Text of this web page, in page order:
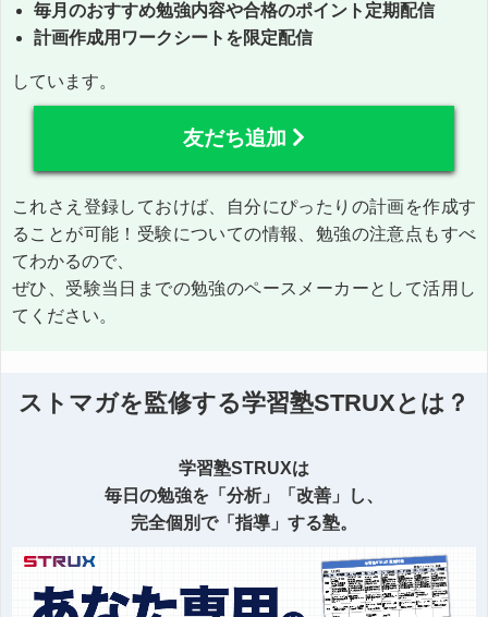
毎月のおすすめ勉強内容や合格のポイント定期配信
計画作成用ワークシートを限定配信
しています。
友だち追加
これさえ登録しておけば、自分にぴったりの計画を作成す
ることが可能！受験についての情報、勉強の注意点もすべ
てわかるので、
ぜひ、受験当日までの勉強のペースメーカーとして活用し
てください。
ストマガを監修する学習塾STRUXとは？
学習塾STRUXは
毎日の勉強を「分析」「改善」し、
完全個別で「指導」する塾。